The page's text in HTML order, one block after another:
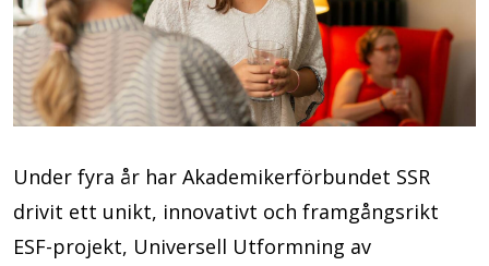
Under fyra år har Akademikerförbundet SSR
drivit ett unikt, innovativt och framgångsrikt
ESF-projekt, Universell Utformning av